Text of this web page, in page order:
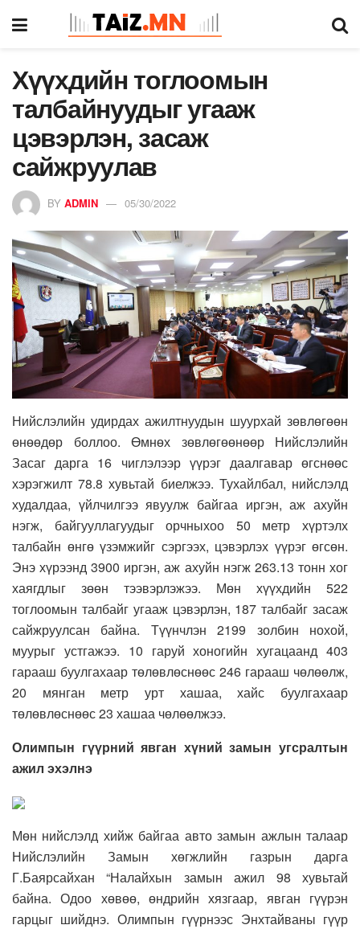
Хүүхдийн тоглоомын
талбайнуудыг угааж
цэвэрлэн, засаж
сайжруулав
BY ADMIN 05/30/2022
Нийслэлийн удирдах ажилтнуудын шуурхай зөвлөгөөн
өнөөдөр боллоо. Өмнөх зөвлөгөөнөөр Нийслэлийн
Засаг дарга 16 чиглэлээр үүрэг даалгавар өгснөөс
хэрэгжилт 78.8 хувьтай биелжээ. Тухайлбал, нийслэлд
худалдаа, үйлчилгээ явуулж байгаа иргэн, аж ахуйн
нэгж, байгууллагуудыг орчныхоо 50 метр хүртэлх
талбайн өнгө үзэмжийг сэргээх, цэвэрлэх үүрэг өгсөн.
Энэ хүрээнд 3900 иргэн, аж ахуйн нэгж 263.13 тонн хог
хаягдлыг зөөн тээвэрлэжээ. Мөн хүүхдийн 522
тоглоомын талбайг угааж цэвэрлэн, 187 талбайг засаж
сайжруулсан байна. Түүнчлэн 2199 золбин нохой,
муурыг устгажээ. 10 гаруй хоногийн хугацаанд 403
гарааш буулгахаар төлөвлөснөөс 246 гарааш чөлөөлж,
20 мянган метр урт хашаа, хайс буулгахаар
төлөвлөснөөс 23 хашаа чөлөөлжээ.
Олимпын гүүрний явган хүний замын угсралтын
ажил эхэлнэ
Мөн нийслэлд хийж байгаа авто замын ажлын талаар
Нийслэлийн Замын хөгжлийн газрын дарга
Г.Баярсайхан “Налайхын замын ажил 98 хувьтай
байна. Одоо хөвөө, өндрийн хязгаар, явган гүүрэн
гарцыг шийднэ. Олимпын гүүрнээс Энхтайваны гүүр